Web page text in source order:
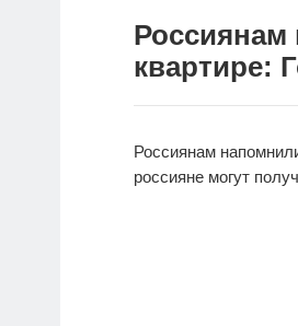
Россиянам
квартире:
Россиянам
россияне могут